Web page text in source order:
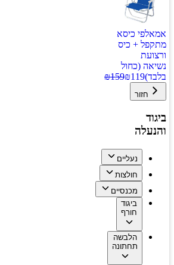
אמאלפי כיסא
מתקפל + כיס
ורצועת
נשיאה (כחול
בלבד)
₪119
₪159
חזור
ביגוד
והנעלה
נעליים
חולצות
מכנסיים
ביגוד
חורף
הלבשה
תחתונה